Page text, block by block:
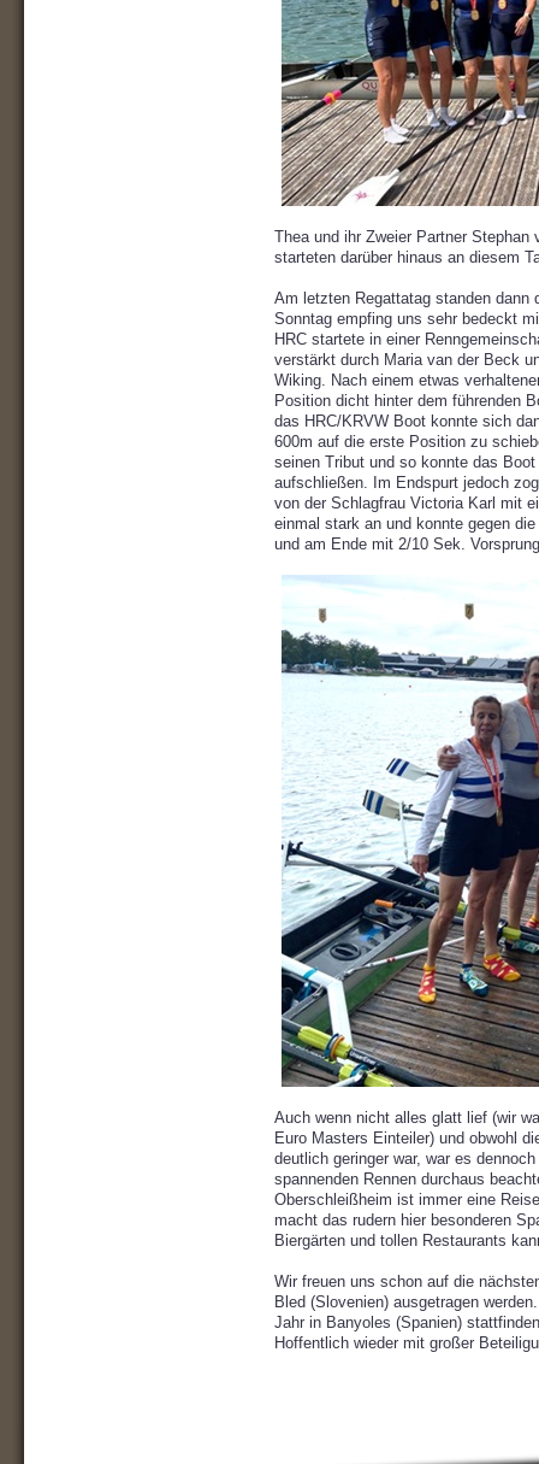
Thea und ihr Zweier Partner Stephan
starteten darüber hinaus an diesem
Am letzten Regattatag standen dann
Sonntag empfing uns sehr bedeckt
HRC startete in einer
verstärkt durch Maria van der Beck
Wiking. Nach einem etwas
Position dicht hinter dem führenden
das HRC/KRVW Boot konnte sich
600m auf die erste Position zu
seinen Tribut und so konnte das
aufschließen. Im Endspurt jedoch
von der Schlagfrau Victoria Karl mit
einmal stark an und konnte gegen
und am Ende mit 2/10 Sek.
Auch wenn nicht alles glatt lief (wir
Euro Masters Einteiler) und obwohl
deutlich geringer war, war es
spannenden Rennen durchaus
Oberschleißheim ist immer eine
macht das rudern hier besonderen
Biergärten und tollen Restaurants
Wir freuen uns schon auf die
Bled (Slovenien) ausgetragen
Jahr in Banyoles (Spanien)
Hoffentlich wieder mit großer